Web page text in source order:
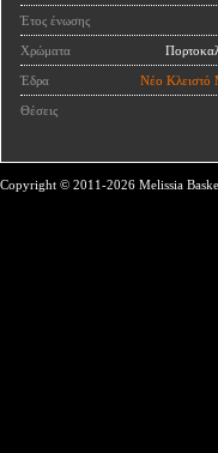
Έτος ένωσης
Χρώματα
Έδρα Νέο Κλειστό
Θέσεις
Copyright © 2011-2026 Melissia